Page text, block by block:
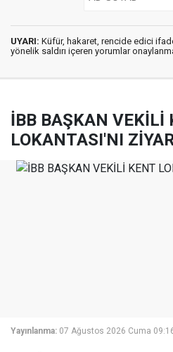
UYARI: Küfür, hakaret, rencide edici
yönelik saldırı içeren yorumlar
İBB BAŞKAN VEKİLİ
LOKANTASI'NI
Yayınlanma: 07 Ağustos 2026 Cuma